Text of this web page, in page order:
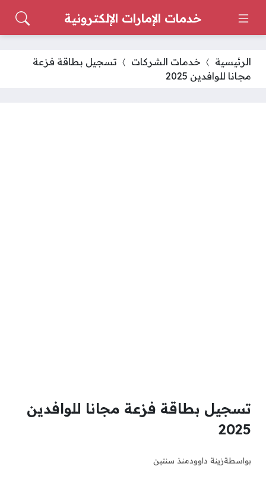
خدمات الإمارات الإلكترونية
الرئيسية خدمات الشركات
تسجيل بطاقة فزعة
مجانا للوافدين 2025
تسجيل بطاقة فزعة مجانا للوافدين
2025
بواسطةزينة داوودمنذ سنتين